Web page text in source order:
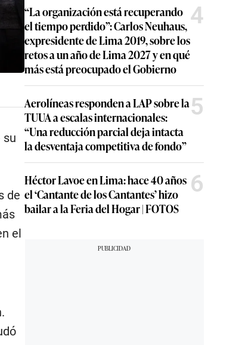
su
de
el
“La organización está recuperando
el tiempo perdido”: Carlos Neuhaus,
expresidente de Lima 2019, sobre los
retos a un año de Lima 2027 y en qué
más está preocupado el Gobierno
4
Aerolíneas responden a LAP sobre la
TUUA a escalas internacionales:
“Una reducción parcial deja intacta
la desventaja competitiva de fondo”
5
Héctor Lavoe en Lima: hace 40 años
el ‘Cantante de los Cantantes’ hizo
bailar a la Feria del Hogar | FOTOS
6